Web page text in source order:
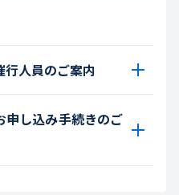
人員のご案内
申し込み手続きのご